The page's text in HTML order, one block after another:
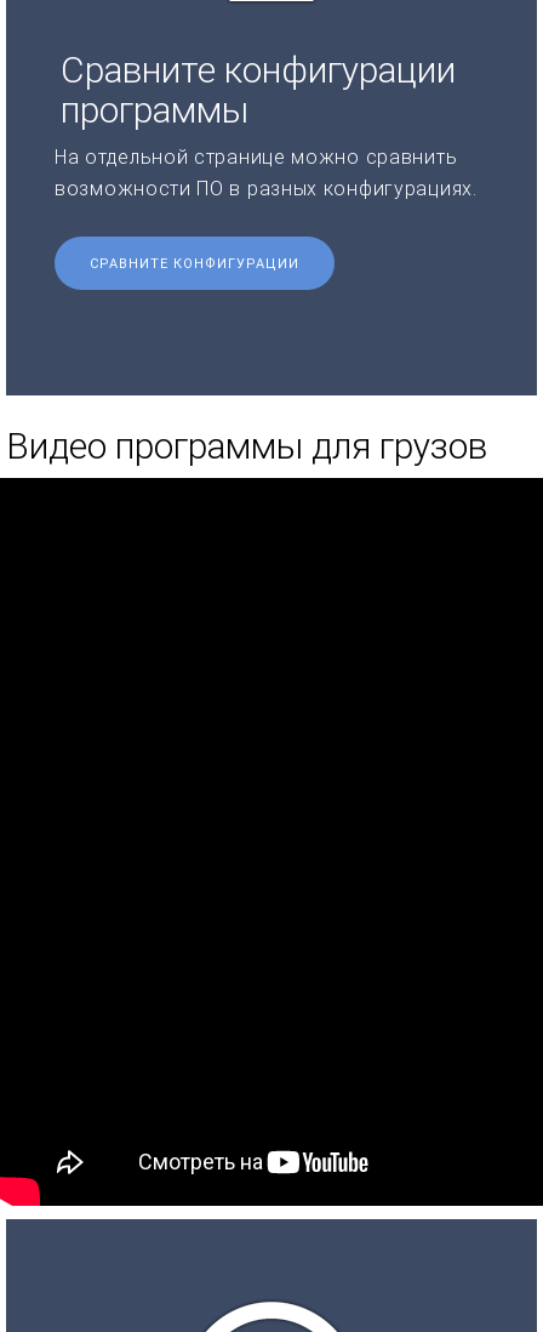
Сравните конфигурации
программы
На отдельной странице можно сравнить
возможности ПО в разных конфигурациях.
СРАВНИТЕ КОНФИГУРАЦИИ
Видео программы для грузов